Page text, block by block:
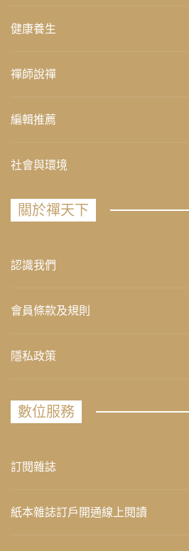
健康養生
禪師說禪
編輯推薦
社會與環境
關於禪天下
認識我們
會員條款及規則
隱私政策
數位服務
訂閱雜誌
紙本雜誌訂戶開通線上閱讀